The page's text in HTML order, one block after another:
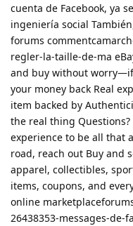
cuenta de Facebook, ya
ingeniería social
forums
regler-la-taille-de-ma
and buy without
your money back Real
item backed by
the real thing Questions?
experience to be all that
road, reach out Buy and
apparel, collectibles,
items, coupons, and
online
26438353-messages-de-